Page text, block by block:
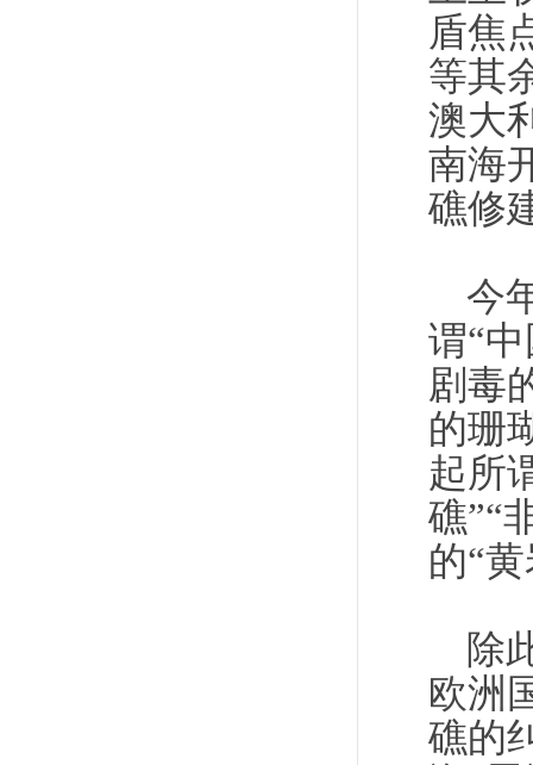
盾焦
等其
澳大
南海
礁修
今
谓“
剧毒
的珊
起所
礁”“
的“
除
欧洲
礁的